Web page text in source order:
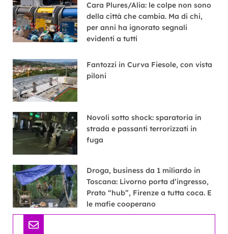
Cara Plures/Alia: le colpe non sono
della città che cambia. Ma di chi,
per anni ha ignorato segnali
evidenti a tutti
Fantozzi in Curva Fiesole, con vista
piloni
Novoli sotto shock: sparatoria in
strada e passanti terrorizzati in
fuga
Droga, business da 1 miliardo in
Toscana: Livorno porta d’ingresso,
Prato “hub”, Firenze a tutta coca. E
le mafie cooperano